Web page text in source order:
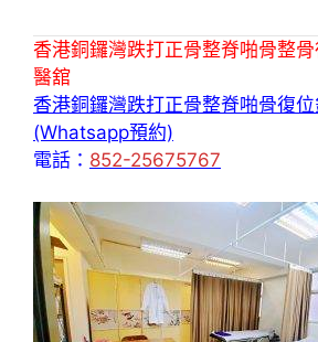
香港銅鑼灣跌打正骨整脊啪骨整
醫舘
香港銅鑼灣跌打正骨整脊啪骨復
(Whatsapp預約)
電話： 852-25675767